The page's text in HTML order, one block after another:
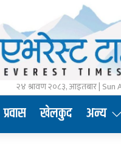
२४ श्रावण २०८३, आइतबार | Sun
प्रवास खेलकुद अन्य